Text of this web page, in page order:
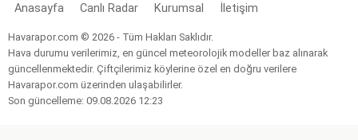
Anasayfa Canlı Radar Kurumsal İletişim
Havarapor.com © 2026 - Tüm Hakları Saklıdır.
Hava durumu verilerimiz, en güncel meteorolojik modeller baz alınarak
güncellenmektedir. Çiftçilerimiz köylerine özel en doğru verilere
Havarapor.com üzerinden ulaşabilirler.
Son güncelleme: 09.08.2026 12:23